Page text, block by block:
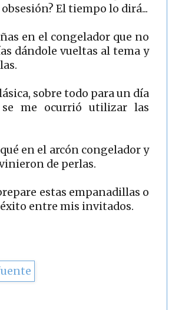
El tiempo lo dirá...
en el congelador que no
dándole vueltas al tema y
sobre todo para un día
se me ocurrió utilizar las
en el arcón congelador y
de perlas.
estas empanadillas o
entre mis invitados.